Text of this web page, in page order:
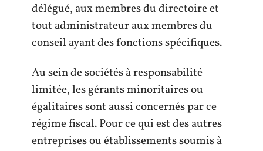
délégué, aux membres du directoire et
tout administrateur aux membres du
conseil ayant des fonctions spécifiques.
Au sein de sociétés à responsabilité
limitée, les gérants minoritaires ou
égalitaires sont aussi concernés par ce
régime fiscal. Pour ce qui est des autres
entreprises ou établissements soumis à